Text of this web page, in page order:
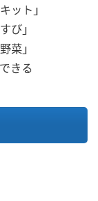
ット」
び」
菜」
きる